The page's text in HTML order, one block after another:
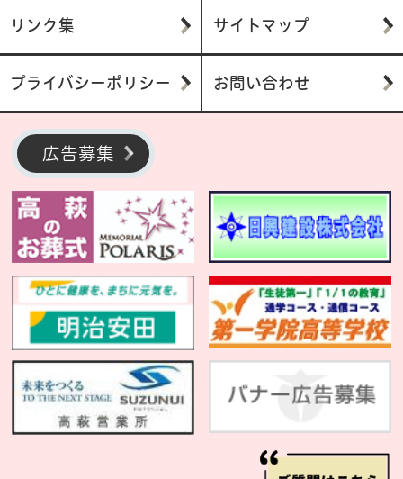
リンク集 サイトマップ
プライバシーポリシー お問い合わせ
広告募集